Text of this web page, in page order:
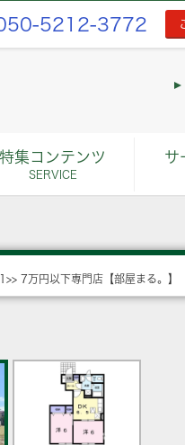
5212-3772
特集コンテンツ
SERVICE
サ
7万円以下専門店【部屋まる。】